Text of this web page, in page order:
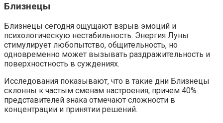
Близнецы
Близнецы сегодня ощущают взрыв эмоций и
психологическую нестабильность. Энергия Луны
стимулирует любопытство, общительность, но
одновременно может вызывать раздражительность и
поверхностность в суждениях.
Исследования показывают, что в такие дни Близнецы
склонны к частым сменам настроения, причем 40%
представителей знака отмечают сложности в
концентрации и принятии решений.